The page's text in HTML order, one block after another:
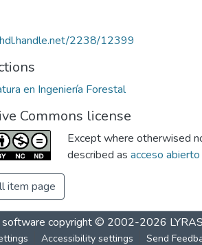
2238/12399
en Ingeniería Forestal
Commons license
Except where otherwised
described as acceso abierto
item page
software copyright © 2002-2026
Accessibility settings Send